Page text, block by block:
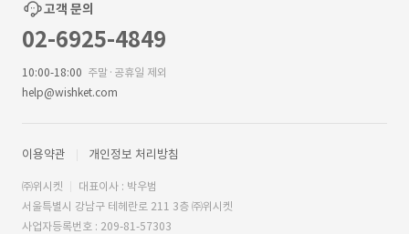
고객 문의
02-6925-4849
10:00-18:00 주말·공휴일 제외
help@wishket.com
이용약관 개인정보 처리방침
㈜위시켓
대표이사 : 박우범
서울특별시 강남구 테헤란로 211 3층 ㈜위시켓
사업자등록번호 : 209-81-57303